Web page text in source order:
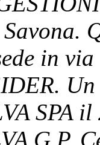
in
SPA il
G.P.